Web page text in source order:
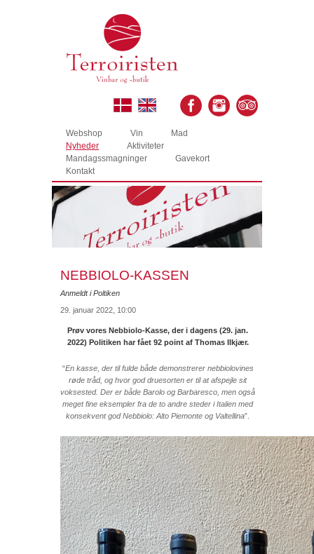
Webshop Vin
Mad
Nyheder
Aktiviteter
Mandagssmagninger
Gavekort
Kontakt
NEBBIOLO-KASSEN
Anmeldt i Poltiken
29. januar 2022, 10:00
Prøv vores Nebbiolo-Kasse, der i dagens (29. jan.
2022) Politiken har fået 92 point af Thomas Ilkjær.
“En kasse, der til fulde både demonstrerer nebbiolovines
røde tråd, og hvor god druesorten er til at afspejle sit
voksested. Der er både Barolo og Barbaresco, men også
meget fine eksempler fra de to andre steder i Italien med
konsekvent god Nebbiolo: Alto Piemonte og Valtellina”.